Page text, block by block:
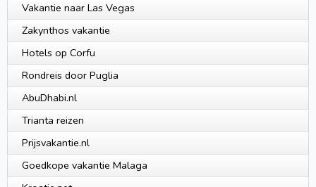
Vakantie naar Las Vegas
Zakynthos vakantie
Hotels op Corfu
Rondreis door Puglia
AbuDhabi.nl
Trianta reizen
Prijsvakantie.nl
Goedkope vakantie Malaga